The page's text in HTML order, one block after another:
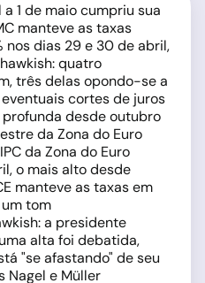
1 de maio cumpriu sua
manteve as taxas
nos dias 29 e 30 de abril,
quatro
três delas opondo-se a
cortes de juros
desde outubro
da Zona do Euro
da Zona do Euro
o mais alto desde
manteve as taxas em
tom
a presidente
alta foi debatida,
"se afastando" de seu
Nagel e Müller